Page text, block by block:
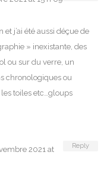
et j’ai été aussi déçue de
» inexistante, des
ou sur du verre, un
chronologiques ou
toiles etc…gloups
Reply
2021 at